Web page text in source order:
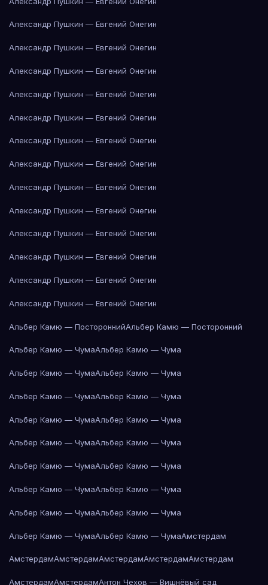
Александр Пушкин — Евгений Онегин
Александр Пушкин — Евгений Онегин
Александр Пушкин — Евгений Онегин
Александр Пушкин — Евгений Онегин
Александр Пушкин — Евгений Онегин
Александр Пушкин — Евгений Онегин
Александр Пушкин — Евгений Онегин
Александр Пушкин — Евгений Онегин
Александр Пушкин — Евгений Онегин
Александр Пушкин — Евгений Онегин
Александр Пушкин — Евгений Онегин
Александр Пушкин — Евгений Онегин
Александр Пушкин — Евгений Онегин
Альбер Камю — ПостороннийАльбер Камю — Посторонний
Альбер Камю — ЧумаАльбер Камю — Чума
Альбер Камю — ЧумаАльбер Камю — Чума
Альбер Камю — ЧумаАльбер Камю — Чума
Альбер Камю — ЧумаАльбер Камю — Чума
Альбер Камю — ЧумаАльбер Камю — Чума
Альбер Камю — ЧумаАльбер Камю — Чума
Альбер Камю — ЧумаАльбер Камю — Чума
Альбер Камю — ЧумаАльбер Камю — Чума
Альбер Камю — ЧумаАльбер Камю — ЧумаАмстердам
АмстердамАмстердамАмстердамАмстердамАмстердам
АмстердамАмстердамАнтон Чехов — Вишнёвый сад